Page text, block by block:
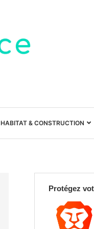
HABITAT & CONSTRUCTION
Protégez